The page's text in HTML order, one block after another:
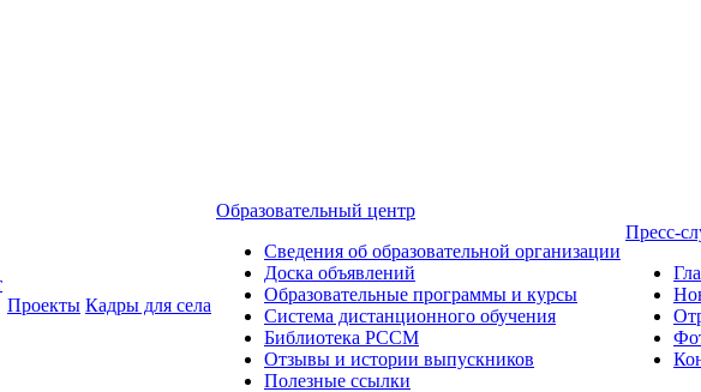
Проекты Кадры для села
Образовательный центр
Сведения об образовательной организации
Доска объявлений
Образовательные программы и курсы
Система дистанционного обучения
Библиотека РССМ
Отзывы и истории выпускников
Полезные ссылки
Пресс-